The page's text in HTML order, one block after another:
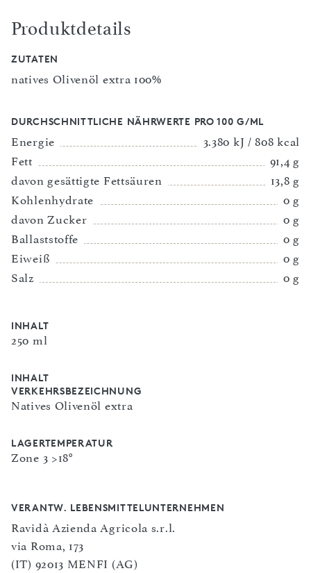
Produktdetails
ZUTATEN
natives Olivenöl extra 100%
DURCHSCHNITTLICHE NÄHRWERTE PRO 100 G/ML
Energie
3.380 kJ / 808 kcal
Fett
91,4 g
davon gesättigte Fettsäuren
13,8 g
Kohlenhydrate
0 g
davon Zucker
0 g
Ballaststoffe
0 g
Eiweiß
0 g
Salz
0 g
INHALT
250 ml
INHALT
VERKEHRSBEZEICHNUNG
Natives Olivenöl extra
LAGERTEMPERATUR
Zone 3 >18°
VERANTW. LEBENSMITTELUNTERNEHMEN
Ravidà Azienda Agricola s.r.l.
via Roma, 173
(IT) 92013 MENFI (AG)